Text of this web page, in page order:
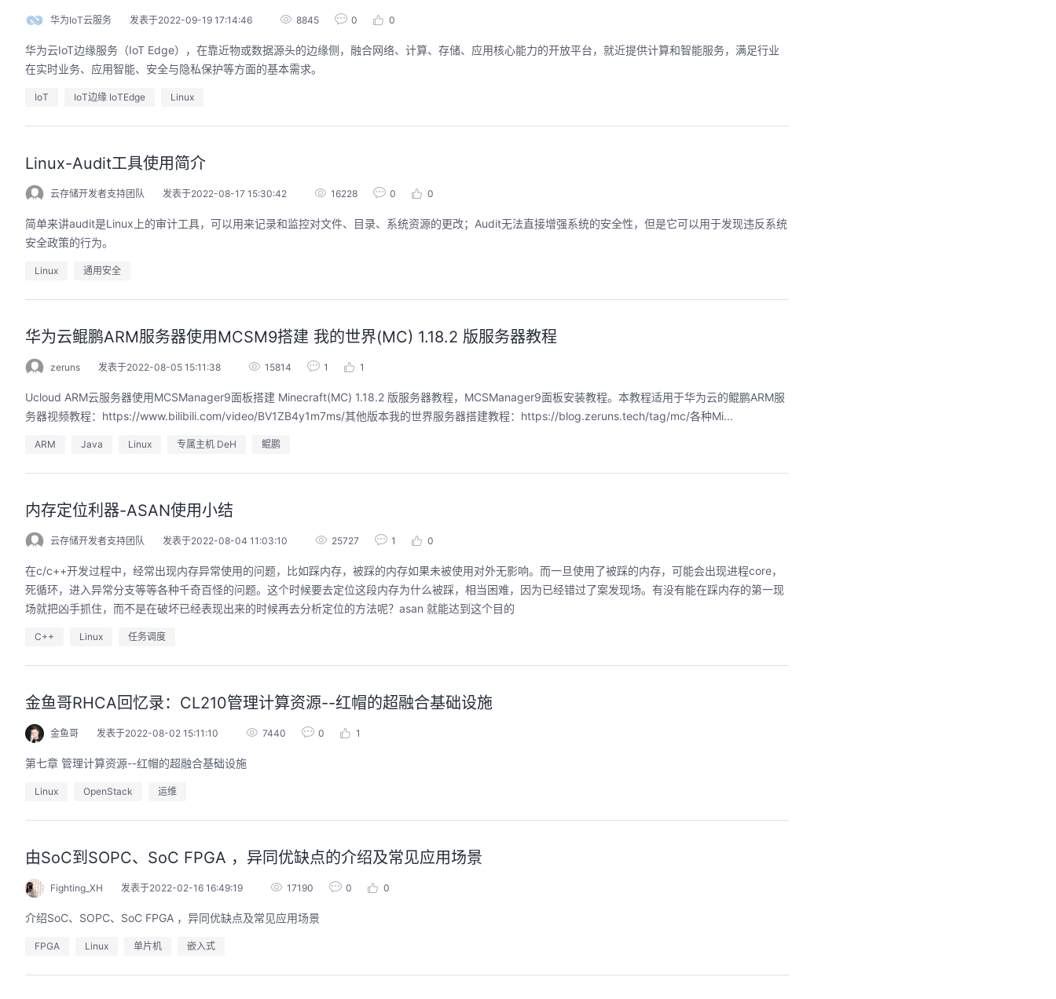
华为IoT云服务 发表于2022-09-19 17:14:46 8845 0 0
华为云IoT边缘服务（IoT Edge），在靠近物或数据源头的边缘侧，融合网络、计算、存储、应用核心能力的开放平台，就近提供计算和智能服务，满足行业
在实时业务、应用智能、安全与隐私保护等方面的基本需求。
IoT IoT边缘 IoTEdge Linux
Linux-Audit工具使用简介
云存储开发者支持团队 发表于2022-08-17 15:30:42 16228 0 0
简单来讲audit是Linux上的审计工具，可以用来记录和监控对文件、目录、系统资源的更改；Audit无法直接增强系统的安全性，但是它可以用于发现违反系统
安全政策的行为。
Linux 通用安全
华为云鲲鹏ARM服务器使用MCSM9搭建 我的世界(MC) 1.18.2 版服务器教程
zeruns 发表于2022-08-05 15:11:38 15814 1 1
Ucloud ARM云服务器使用MCSManager9面板搭建 Minecraft(MC) 1.18.2 版服务器教程，MCSManager9面板安装教程。本教程适用于华为云的鲲鹏ARM服
务器视频教程：https://www.bilibili.com/video/BV1ZB4y1m7ms/其他版本我的世界服务器搭建教程：https://blog.zeruns.tech/tag/mc/各种Mi...
ARM Java Linux 专属主机 DeH 鲲鹏
内存定位利器-ASAN使用小结
云存储开发者支持团队 发表于2022-08-04 11:03:10 25727 1 0
在c/c++开发过程中，经常出现内存异常使用的问题，比如踩内存，被踩的内存如果未被使用对外无影响。而一旦使用了被踩的内存，可能会出现进程core，
死循环，进入异常分支等等各种千奇百怪的问题。这个时候要去定位这段内存为什么被踩，相当困难，因为已经错过了案发现场。有没有能在踩内存的第一现
场就把凶手抓住，而不是在破坏已经表现出来的时候再去分析定位的方法呢？asan 就能达到这个目的
C++ Linux 任务调度
金鱼哥RHCA回忆录：CL210管理计算资源--红帽的超融合基础设施
金鱼哥 发表于2022-08-02 15:11:10 7440 0 1
第七章 管理计算资源--红帽的超融合基础设施
Linux OpenStack 运维
由SoC到SOPC、SoC FPGA ，异同优缺点的介绍及常见应用场景
Fighting_XH 发表于2022-02-16 16:49:19 17190 0 0
介绍SoC、SOPC、SoC FPGA ，异同优缺点及常见应用场景
FPGA Linux 单片机 嵌入式